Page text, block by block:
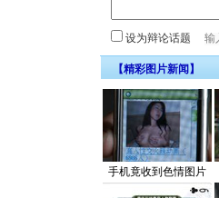
设为辩论话题
【精彩图片新闻】
手机竟收到色情图片